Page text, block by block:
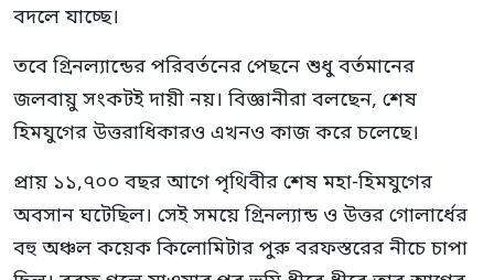
বদলে যাচ্ছে।
তবে গ্রিনল্যান্ডের পরিবর্তনের পেছনে শুধু বর্তমানের
জলবায়ু সংকটই দায়ী নয়। বিজ্ঞানীরা বলছেন, শেষ
হিমযুগের উত্তরাধিকারও এখনও কাজ করে চলেছে।
প্রায় ১১,৭০০ বছর আগে পৃথিবীর শেষ মহা-হিমযুগের
অবসান ঘটেছিল। সেই সময়ে গ্রিনল্যান্ড ও উত্তর গোলার্ধের
বহু অঞ্চল কয়েক কিলোমিটার পুরু বরফস্তরের নীচে চাপা